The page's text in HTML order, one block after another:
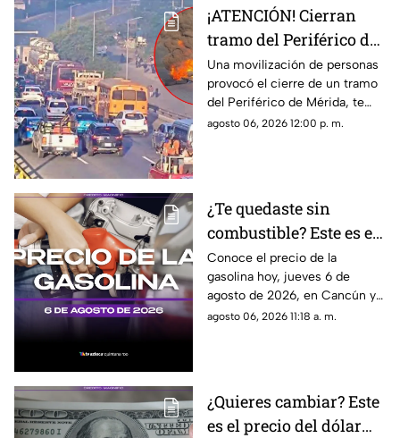
¡ATENCIÓN! Cierran
tramo del Periférico de
Mérida; esta la razón y
las vías alternas
Una movilización de personas
provocó el cierre de un tramo
del Periférico de Mérida, te
contamos la razón y cuáles son
agosto 06, 2026 12:00 p. m.
¿Te quedaste sin
combustible? Este es el
precio de la gasolina en
Quintana Roo HOY,
jueves 6 de agosto de
2026
Conoce el precio de la
gasolina hoy, jueves 6 de
agosto de 2026, en Cancún y
el resto de Quintana Roo. Este
agosto 06, 2026 11:18 a. m.
¿Quieres cambiar? Este
es el precio del dólar